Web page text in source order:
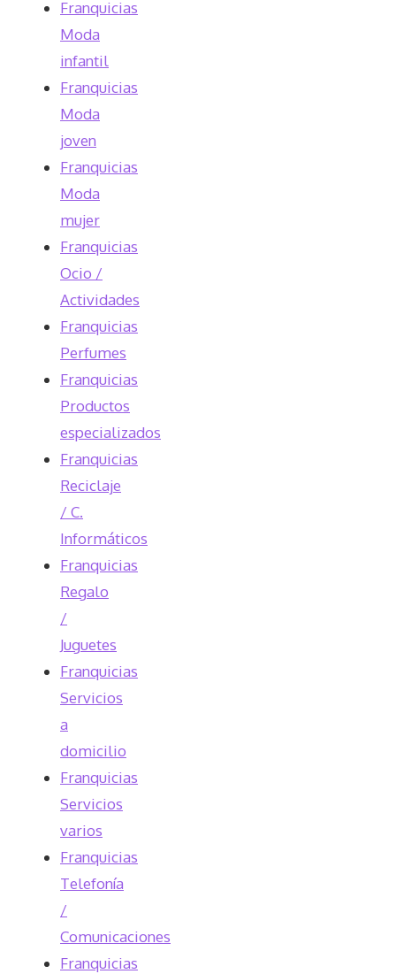
Franquicias
Moda
infantil
Franquicias
Moda
joven
Franquicias
Moda
mujer
Franquicias
Ocio /
Actividades
Franquicias
Perfumes
Franquicias
Productos
especializados
Franquicias
Reciclaje
/ C.
Informáticos
Franquicias
Regalo
/
Juguetes
Franquicias
Servicios
a
domicilio
Franquicias
Servicios
varios
Franquicias
Telefonía
/
Comunicaciones
Franquicias